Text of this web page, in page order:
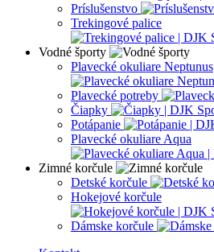
Príslušenstvo
Trekingové palice
Vodné športy
Plavecké okuliare Neptunus
Plavecké potreby
Čiapky
Potápanie
Plavecké okuliare Aqua
Zimné korčule
Detské korčule
Hokejové korčule
Dámske korčule